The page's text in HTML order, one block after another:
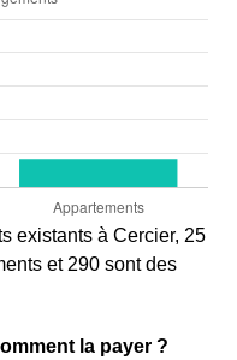
existants à Cercier, 25
et 290 sont des
la payer ?